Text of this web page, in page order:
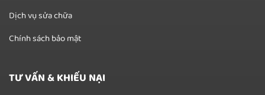
Dịch vụ sửa chữa
Chính sách bảo mật
TƯ VẤN & KHIẾU NẠI